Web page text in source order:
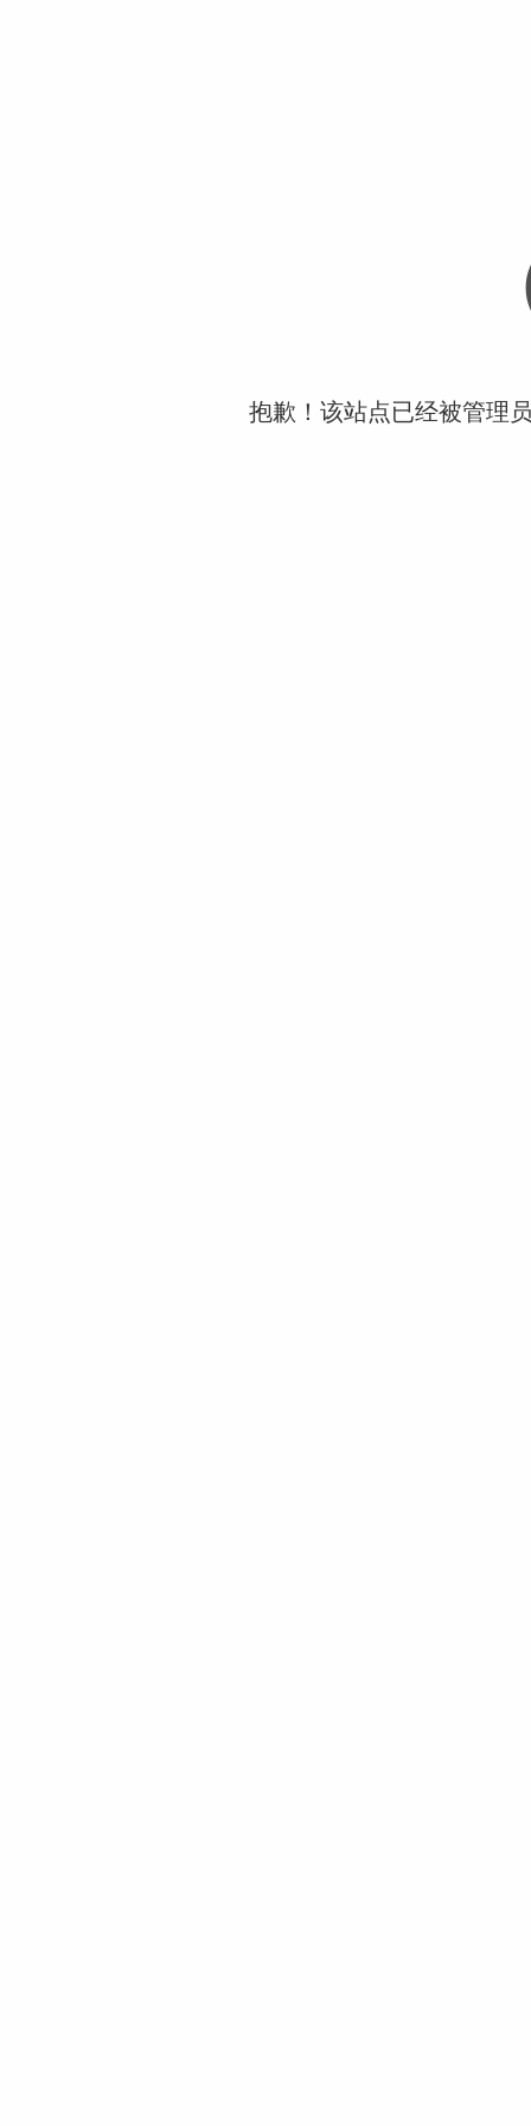
抱歉！该站点已经被管理